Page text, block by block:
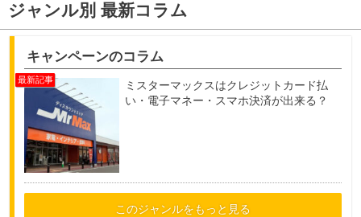
ジャンル別 最新コラム
キャンペーンのコラム
ミスターマックスはクレジットカード払
い・電子マネー・スマホ決済が出来る？
このジャンルをもっと見る